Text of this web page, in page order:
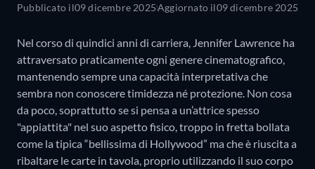
Pubblicato il09 dicembre 2025Aggiornato il09 dicembre 2025
Nel corso di quindici anni di carriera, Jennifer Lawrence ha
attraversato praticamente ogni genere cinematografico,
mantenendo sempre una capacità interpretativa che
sembra non conoscere timidezza né protezione. Non cosa
da poco, soprattutto se si pensa a un’attrice spesso
"appiattita" nel suo aspetto fisico, troppo in fretta bollata
come la tipica “bellissima di Hollywood” ma che è riuscita a
ribaltare le carte in tavola, proprio utilizzando il suo corpo